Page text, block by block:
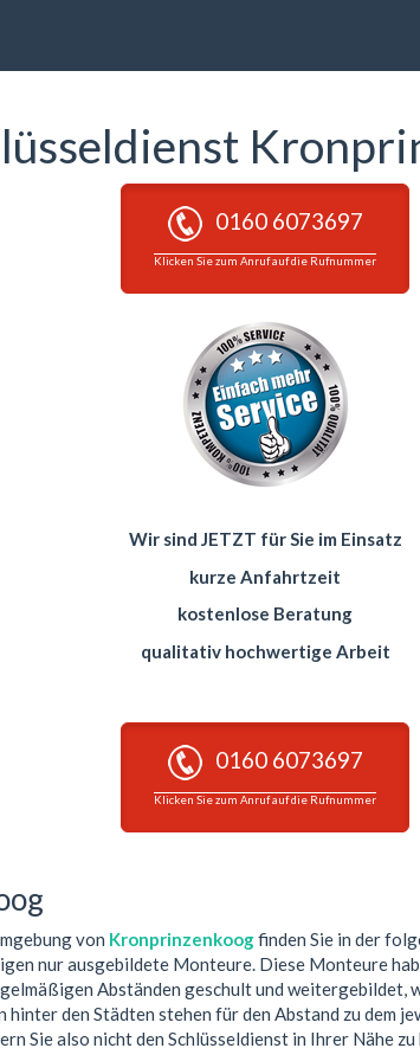
0160 6073697
Klicken Sie zum Anruf auf die Rufnummer
Wir sind JETZT für Sie im Einsatz
kurze Anfahrtzeit
kostenlose Beratung
qualitativ hochwertige Arbeit
0160 6073697
Klicken Sie zum Anruf auf die Rufnummer
von Kronprinzenkoogfinden Sie in der
nur ausgebildete Monteure. Diese Monteure
Abständen geschult und
den Städten stehen für den Abstand zu dem
Sie also nicht den Schlüsseldienst in Ihrer Nähe